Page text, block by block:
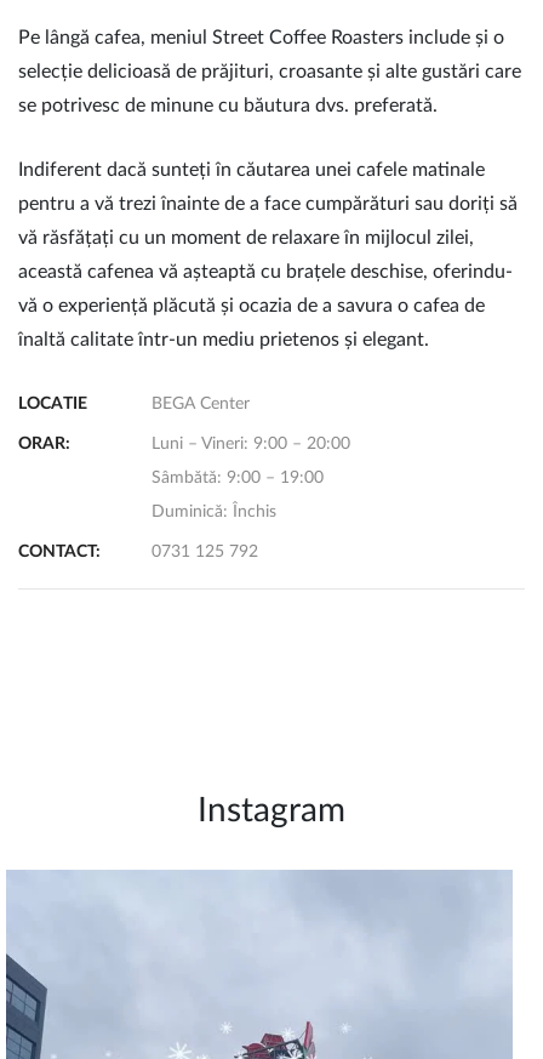
Pe lângă cafea, meniul Street Coffee Roasters include și o
selecție delicioasă de prăjituri, croasante și alte gustări care
se potrivesc de minune cu băutura dvs. preferată.
Indiferent dacă sunteți în căutarea unei cafele matinale
pentru a vă trezi înainte de a face cumpărături sau doriți să
vă răsfățați cu un moment de relaxare în mijlocul zilei,
această cafenea vă așteaptă cu brațele deschise, oferindu-
vă o experiență plăcută și ocazia de a savura o cafea de
înaltă calitate într-un mediu prietenos și elegant.
LOCATIE BEGA Center
ORAR:
Luni – Vineri: 9:00 – 20:00
Sâmbătă: 9:00 – 19:00
Duminică: Închis
CONTACT: 0731 125 792
Instagram